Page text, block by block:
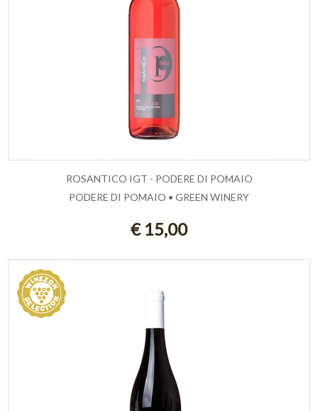
ESAURITO
ROSANTICO IGT - PODERE DI POMAIO
PODERE DI POMAIO • GREEN WINERY
€ 15,00